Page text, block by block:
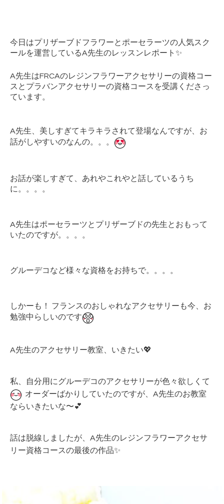
今日はプリザーブドフラワーとポーセラーツの人気スク
ールを運営しているA先生のレッスンレポート✨
A先生はFRCAのレジンフラワーアクセサリーの資格コー
スとプラバンアクセサリーの資格コースを受講くださっ
ています。
A先生、美しすぎてキラキラされて登場なんですが、お
話がしやすいのなんの。。。
お話が楽しすぎて、あれやこれやと話しているうち
に。。。。
A先生はポーセラーツとプリザーブドの先生とおもって
いたのですが。。。。
グルーデコなど様々な資格をお持ちで。。。。
しかーも！ フランスのおしゃれなアクセサリーも今、お
勉強中らしいのです
A先生のアクセサリー教室、いきたい💖
私、自分用にグルーデコのアクセサリーが色々欲しくて
オーダーばかりしていたのですが、A先生のお教室
ならいきたいな〜💕
話は脱線しましたが、A先生のレジンフラワーアクセサ
リー資格コースの最後の作品✨